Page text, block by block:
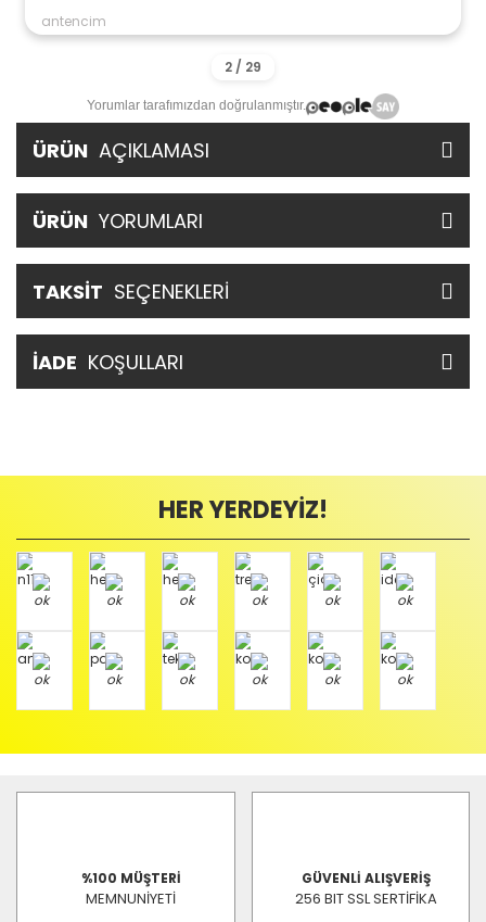
antencim
Yorumlar tarafımızdan doğrulanmıştır.
ÜRÜN AÇIKLAMASI
ÜRÜN YORUMLARI
TAKSİT SEÇENEKLERİ
İADE KOŞULLARI
HER YERDEYİZ!
%100 MÜŞTERİ
MEMNUNİYETİ
GÜVENLİ ALIŞVERİŞ
256 BIT SSL SERTİFİKA